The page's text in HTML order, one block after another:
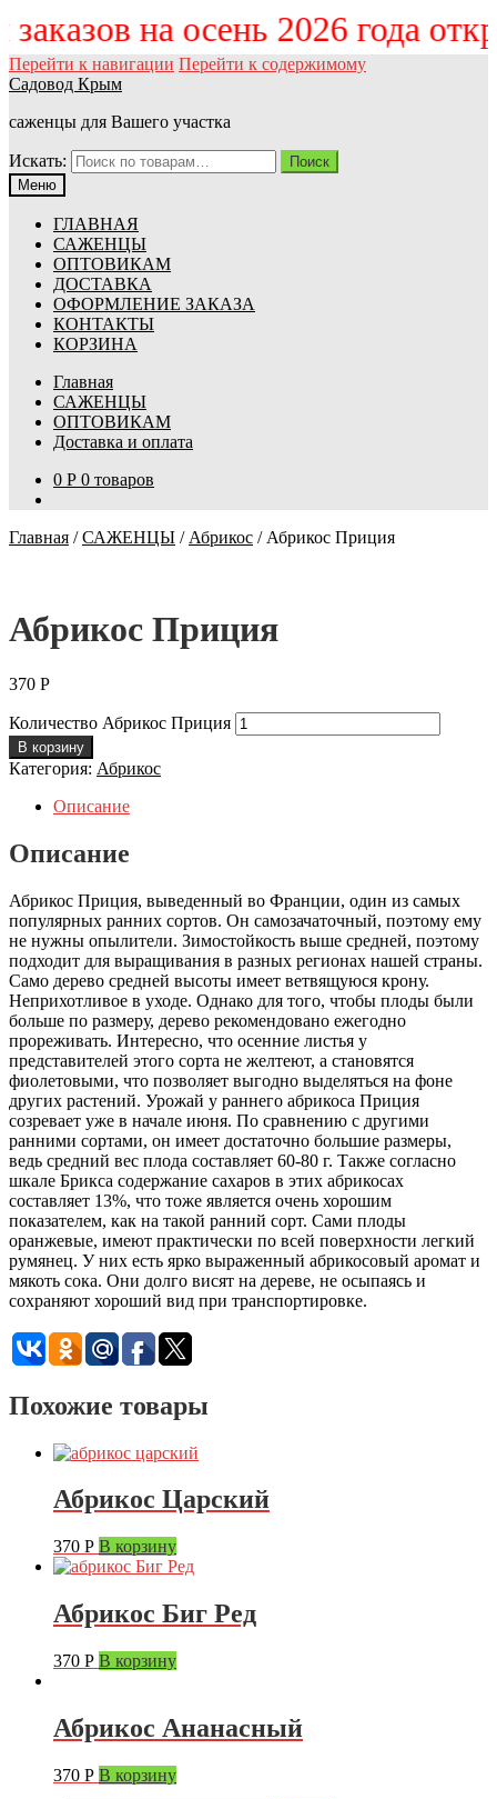
заказов на осень 2026 года
Перейти к навигации Перейти к содержимому
Садовод Крым
саженцы для Вашего участка
Искать:
Поиск
Меню
ГЛАВНАЯ
САЖЕНЦЫ
ОПТОВИКАМ
ДОСТАВКА
ОФОРМЛЕНИЕ ЗАКАЗА
КОНТАКТЫ
КОРЗИНА
Главная
САЖЕНЦЫ
ОПТОВИКАМ
Доставка и оплата
0 Р 0 товаров
Главная /САЖЕНЦЫ / Абрикос / Абрикос Приция
Абрикос Приция
370 Р
Количество Абрикос Приция
В корзину
Категория: Абрикос
Описание
Описание
Абрикос Приция, выведенный во Франции, один из самых
популярных ранних сортов. Он самозачаточный, поэтому ему
не нужны опылители. Зимостойкость выше средней, поэтому
подходит для выращивания в разных регионах нашей страны.
Само дерево средней высоты имеет ветвящуюся крону.
Неприхотливое в уходе. Однако для того, чтобы плоды были
больше по размеру, дерево рекомендовано ежегодно
прореживать. Интересно, что осенние листья у
представителей этого сорта не желтеют, а становятся
фиолетовыми, что позволяет выгодно выделяться на фоне
других растений. Урожай у раннего абрикоса Приция
созревает уже в начале июня. По сравнению с другими
ранними сортами, он имеет достаточно большие размеры,
ведь средний вес плода составляет 60-80 г. Также согласно
шкале Брикса содержание сахаров в этих абрикосах
составляет 13%, что тоже является очень хорошим
показателем, как на такой ранний сорт. Сами плоды
оранжевые, имеют практически по всей поверхности легкий
румянец. У них есть ярко выраженный абрикосовый аромат и
мякоть сока. Они долго висят на дереве, не осыпаясь и
сохраняют хороший вид при транспортировке.
Похожие товары
Абрикос Царский
370 Р В корзину
Абрикос Биг Ред
370 Р В корзину
Абрикос Ананасный
370 Р В корзину